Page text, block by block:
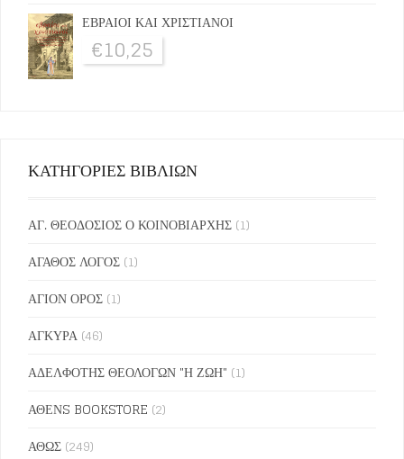
ΕΒΡΑΙΟΙ ΚΑΙ ΧΡΙΣΤΙΑΝΟΙ
€10,25
ΚΑΤΗΓΟΡΙΕΣ ΒΙΒΛΙΩΝ
ΑΓ. ΘΕΟΔΟΣΙΟΣ Ο ΚΟΙΝΟΒΙΑΡΧΗΣ (1)
ΑΓΑΘΟΣ ΛΟΓΟΣ (1)
ΑΓΙΟΝ ΟΡΟΣ (1)
ΑΓΚΥΡΑ (46)
ΑΔΕΛΦΟΤΗΣ ΘΕΟΛΟΓΩΝ "Η ΖΩΗ" (1)
ΑΘΕΝS BOOKSTORE (2)
ΑΘΩΣ (249)